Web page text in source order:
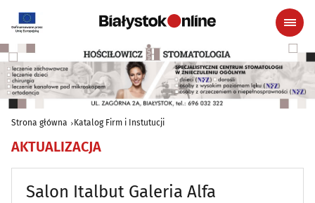
Strona główna Katalog Firm i Instutucji
AKTUALIZACJA
Salon Italbut Galeria Alfa